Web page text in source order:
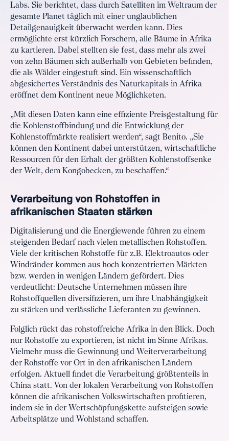
Labs. Sie berichtet, dass durch Satelliten im Weltraum der
gesamte Planet täglich mit einer unglaublichen
Detailgenauigkeit überwacht werden kann. Dies
ermöglichte erst kürzlich Forschern, alle Bäume in Afrika
zu kartieren. Dabei stellten sie fest, dass mehr als zwei
von zehn Bäumen sich außerhalb von Gebieten befinden,
die als Wälder eingestuft sind. Ein wissenschaftlich
abgesichertes Verständnis des Naturkapitals in Afrika
eröffnet dem Kontinent neue Möglichketen.
„Mit diesen Daten kann eine effiziente Preisgestaltung für
die Kohlenstoffbindung und die Entwicklung der
Kohlenstoffmärkte realisiert werden“, sagt Benito. „Sie
können den Kontinent dabei unterstützen, wirtschaftliche
Ressourcen für den Erhalt der größten Kohlenstoffsenke
der Welt, dem Kongobecken, zu beschaffen.“
Verarbeitung von Rohstoffen in
afrikanischen Staaten stärken
Digitalisierung und die Energiewende führen zu einem
steigenden Bedarf nach vielen metallischen Rohstoffen.
Viele der kritischen Rohstoffe für z.B. Elektroautos oder
Windränder kommen aus hoch konzentrierten Märkten
bzw. werden in wenigen Ländern gefördert. Dies
verdeutlicht: Deutsche Unternehmen müssen ihre
Rohstoffquellen diversifizieren, um ihre Unabhängigkeit
zu stärken und verlässliche Lieferanten zu gewinnen.
Folglich rückt das rohstoffreiche Afrika in den Blick. Doch
nur Rohstoffe zu exportieren, ist nicht im Sinne Afrikas.
Vielmehr muss die Gewinnung und Weiterverarbeitung
der Rohstoffe vor Ort in den afrikanischen Ländern
erfolgen. Aktuell findet die Verarbeitung größtenteils in
China statt. Von der lokalen Verarbeitung von Rohstoffen
können die afrikanischen Volkswirtschaften profitieren,
indem sie in der Wertschöpfungskette aufsteigen sowie
Arbeitsplätze und Wohlstand schaffen.